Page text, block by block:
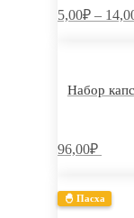
5,00₽ –
Набор
96,00₽
🐣 Пасха